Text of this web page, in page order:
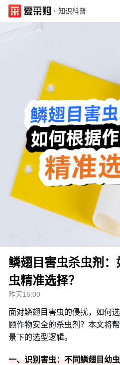
· 知识科普
鳞翅目害虫杀虫剂
虫精准选择？
昨天16:00
面对鳞翅目害虫的侵扰，如何
顾作物安全的杀虫剂？本文将
景下的选型逻辑。
一、识别害虫：不同鳞翅目幼